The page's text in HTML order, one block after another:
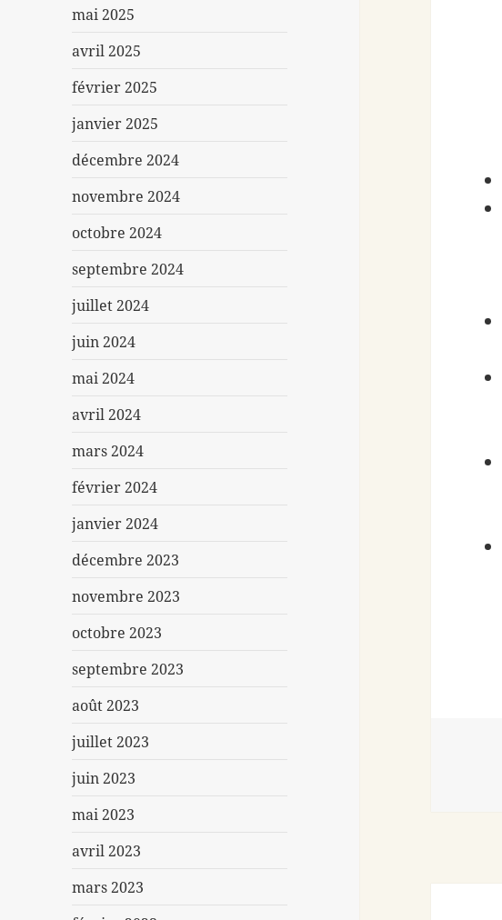
mai 2025
avril 2025
février 2025
janvier 2025
décembre 2024
novembre 2024
octobre 2024
septembre 2024
juillet 2024
juin 2024
mai 2024
avril 2024
mars 2024
février 2024
janvier 2024
décembre 2023
novembre 2023
octobre 2023
septembre 2023
août 2023
juillet 2023
juin 2023
mai 2023
avril 2023
mars 2023